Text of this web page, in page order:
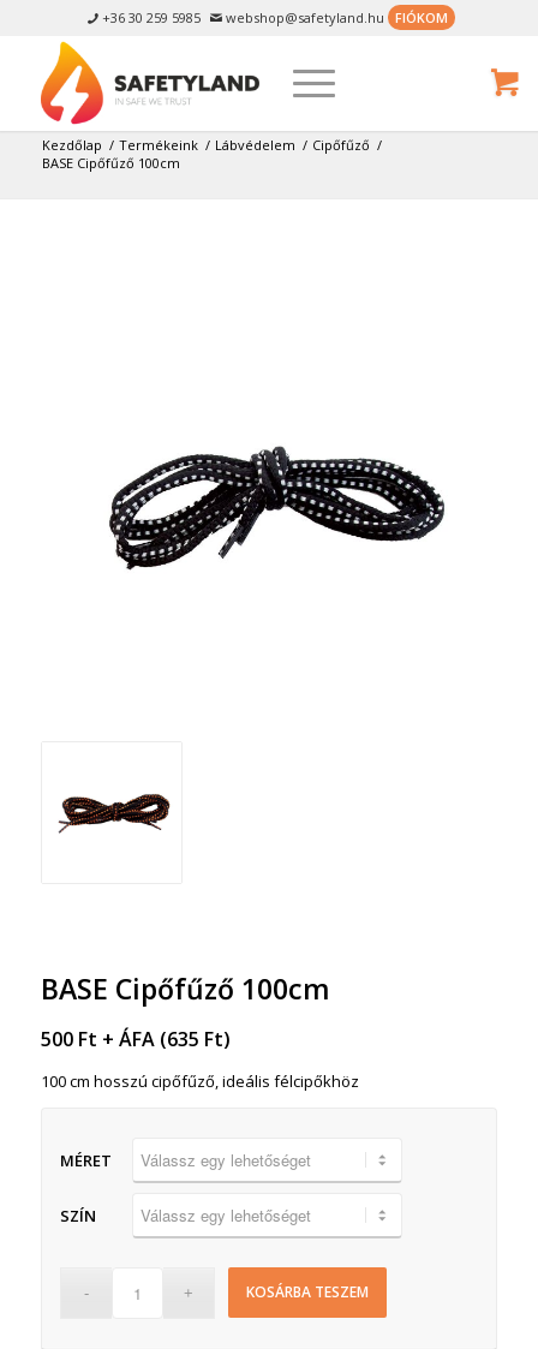
 +36 30 259 5985  webshop@safetyland.hu FIÓKOM
Kezdőlap / Termékeink / Lábvédelem / Cipőfűző /
BASE Cipőfűző 100cm
BASE Cipőfűző 100cm
500 Ft + ÁFA (635 Ft)
100 cm hosszú cipőfűző, ideális félcipőkhöz
MÉRET
SZÍN
KOSÁRBA TESZEM